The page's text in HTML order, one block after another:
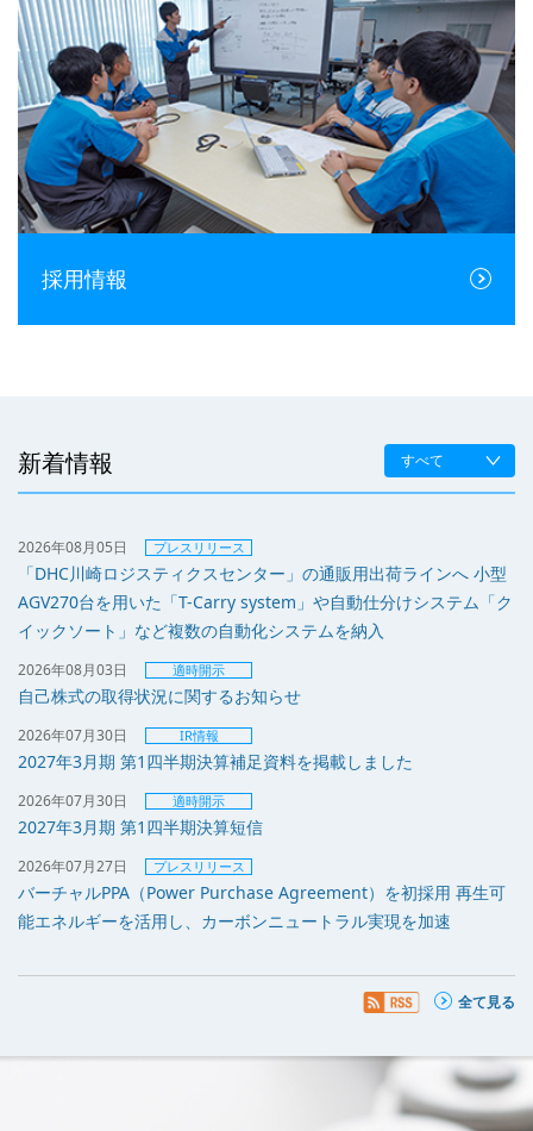
採用情報
新着情報 すべて
2026年08月05日 プレスリリース
「DHC川崎ロジスティクスセンター」の通販用出荷ラインへ 小型
AGV270台を用いた「T-Carry system」や自動仕分けシステム「ク
イックソート」など複数の自動化システムを納入
2026年08月03日 適時開示
自己株式の取得状況に関するお知らせ
2026年07月30日 IR情報
2027年3月期 第1四半期決算補足資料を掲載しました
2026年07月30日 適時開示
2027年3月期 第1四半期決算短信
2026年07月27日 プレスリリース
バーチャルPPA（Power Purchase Agreement）を初採用 再生可
能エネルギーを活用し、カーボンニュートラル実現を加速
全て見る